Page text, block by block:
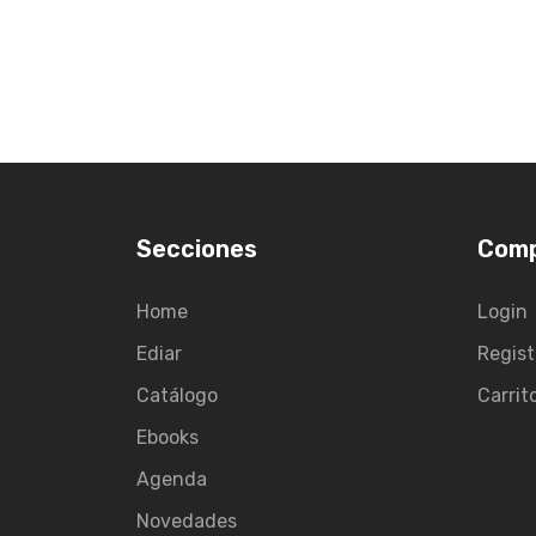
Secciones
Home
Ediar
Catálogo
Ebooks
Agenda
Novedades
Login